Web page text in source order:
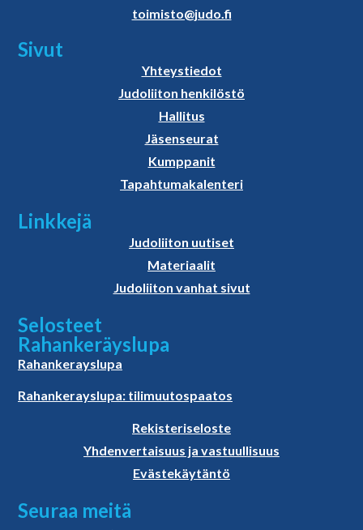
toimisto@judo.fi
Sivut
Yhteystiedot
Judoliiton henkilöstö
Hallitus
Jäsenseurat
Kumppanit
Tapahtumakalenteri
Linkkejä
Judoliiton uutiset
Materiaalit
Judoliiton vanhat sivut
Selosteet
Rahankeräyslupa
Rahankerayslupa
Rahankerayslupa: tilimuutospaatos
Rekisteriseloste
Yhdenvertaisuus ja vastuullisuus
Evästekäytäntö
Seuraa meitä